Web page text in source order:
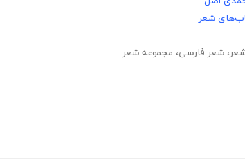
شعر
، شعر فارسی، مجموعه شعر